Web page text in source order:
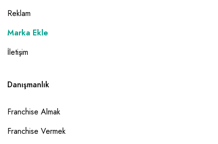
Reklam
Marka Ekle
İletişim
Danışmanlık
Franchise Almak
Franchise Vermek